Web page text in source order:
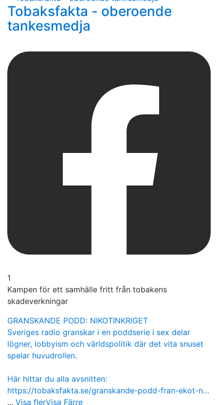
Tobaksfakta - oberoende
tankesmedja
1
Kampen för ett samhälle fritt från tobakens
skadeverkningar
GRANSKANDE PODD: NIKOTINKRIGET
Sveriges radio granskar i en poddserie i sex delar
lögner, lobbyism och världspolitik där det vita snuset
spelar huvudrollen.
Här hittar du alla avsnitten:
https://tobaksfakta.se/granskande-podd-fran-ekot-n…
... Visa flerVisa Färre